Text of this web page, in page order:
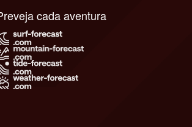
Preveja cada aventura